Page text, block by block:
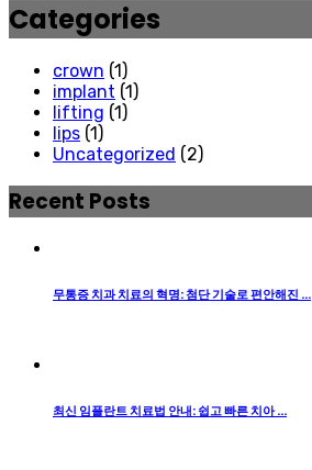
Categories
crown (1)
implant (1)
lifting (1)
lips (1)
Uncategorized (2)
Recent Posts
무통증 치과 치료의 혁명: 첨단 기술로 편안해진 ...
최신 임플란트 치료법 안내: 쉽고 빠른 치아 ...